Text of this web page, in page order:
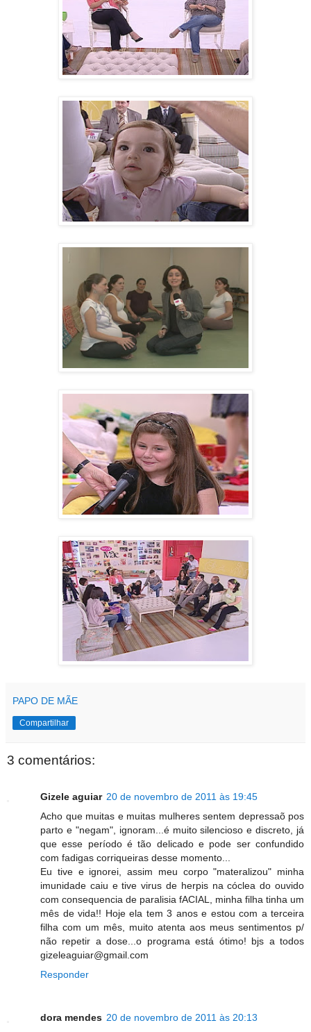
PAPO DE MÃE
Compartilhar
3 comentários:
Gizele aguiar 20 de novembro de 2011 às 19:45
Acho que muitas e muitas mulheres sentem depressaõ pos
parto e "negam", ignoram...é muito silencioso e discreto, já
que esse período é tão delicado e pode ser confundido
com fadigas corriqueiras desse momento...
Eu tive e ignorei, assim meu corpo "materalizou" minha
imunidade caiu e tive virus de herpis na cóclea do ouvido
com consequencia de paralisia fACIAL, minha filha tinha um
mês de vida!! Hoje ela tem 3 anos e estou com a terceira
filha com um mês, muito atenta aos meus sentimentos p/
não repetir a dose...o programa está ótimo! bjs a todos
gizeleaguiar@gmail.com
Responder
dora mendes 20 de novembro de 2011 às 20:13